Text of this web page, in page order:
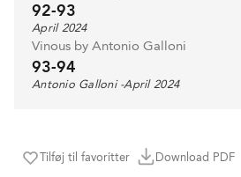
Tilføj til favoritter Download PDF
92-93
April 2024
Vinous by Antonio Galloni
93-94
Antonio Galloni -April 2024